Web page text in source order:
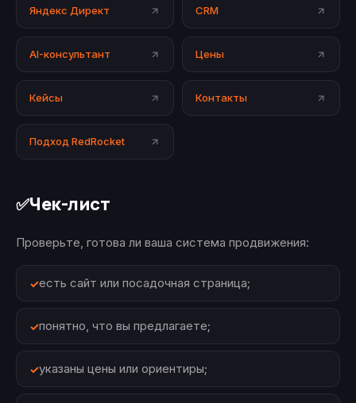
Яндекс Директ CRM
AI-консультант Цены
Кейсы Контакты
Подход RedRocket
✅Чек-лист
Проверьте, готова ли ваша система продвижения:
есть сайт или посадочная страница;
понятно, что вы предлагаете;
указаны цены или ориентиры;